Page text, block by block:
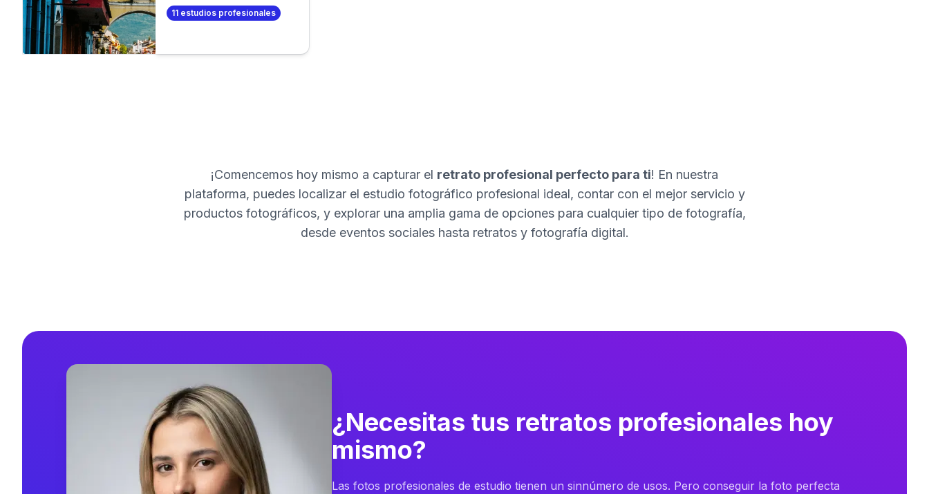
mejor fotógrafo para tu
sesión de fotos
mejor, ¡crea tus propias
11 estudios profesionales
¡Comencemos hoy mismo a capturar el retrato profesional perfecto para ti! En nuestra
plataforma, puedes localizar el estudio fotográfico profesional ideal, contar con el mejor servicio y
productos fotográficos, y explorar una amplia gama de opciones para cualquier tipo de fotografía,
desde eventos sociales hasta retratos y fotografía digital.
¿Necesitas tus retratos profesionales hoy
mismo?
Las fotos profesionales de estudio tienen un sinnúmero de usos. Pero conseguir la foto perfecta